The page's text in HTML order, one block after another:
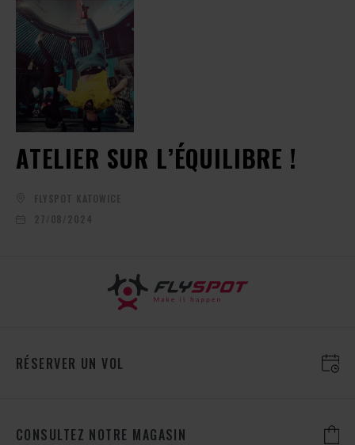
ATELIER SUR L’ÉQUILIBRE !
FLYSPOT KATOWICE
27/08/2024
RÉSERVER UN VOL
CONSULTEZ NOTRE MAGASIN